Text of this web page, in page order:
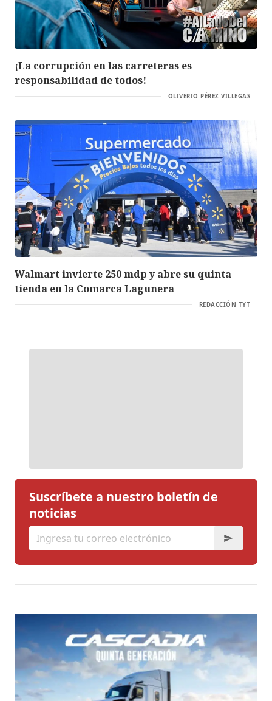
¡La corrupción en las carreteras es
responsabilidad de todos!
OLIVERIO PÉREZ VILLEGAS
Walmart invierte 250 mdp y abre su quinta
tienda en la Comarca Lagunera
REDACCIÓN TYT
Suscríbete a nuestro boletín de
noticias